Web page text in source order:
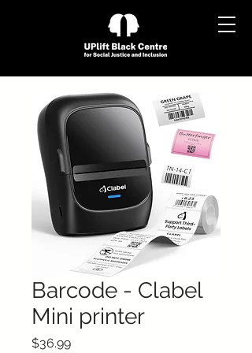
Barcode - Clabel
Mini printer
$36.99Price